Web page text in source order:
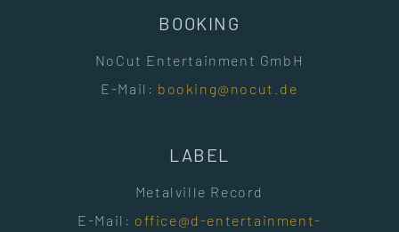
BOOKING
NoCut Entertainment GmbH
E-Mail: booking@nocut.de
LABEL
Metalville Record
E-Mail: office@d-entertainment-